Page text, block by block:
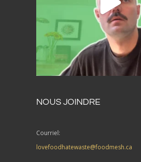
NOUS JOINDRE
Courriel:
lovefoodhatewaste@foodmesh.ca